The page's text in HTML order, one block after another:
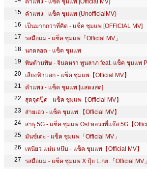
คำแพง - แซ็ค ชุมแพ [Official MV]
คำแพง - แซ็ค ชุมแพ (UnofficialMV)
เป็นมากกว่าที่คิด - แซ็ค ชุมแพ [OFFICIAL MV]
รสมือแม่ - แซ็ค ชุมแพ「Official MV」
นกตลอด - แซ็ค ชุมแพ
เสียงฟ้าบอก - แซ็ค ชุมแพ【Official MV】
คำแพง - แซ็ค ชุมแพ [แสดงสด]
สุดจุดปุ๊ด - แซ็ค ชุมแพ【Official MV】
ส่ายเอว - แซ็ค ชุมแพ 【Official MV】
มันซ์เด่ะ - แซ็ค ชุมแพ「Official MV」
เหนียว แน่น หนึบ - แซ็ค ชุมแพ【Official MV】
รสมือแม่ - แซ็ค ชุมแพ X ปุ้ย L.กฮ.「Official MV」